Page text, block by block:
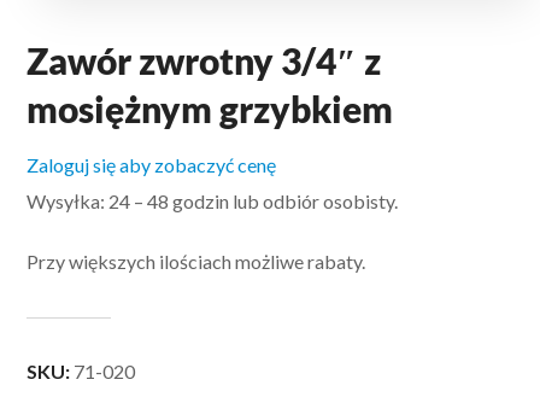
Zawór zwrotny 3/4″ z
mosiężnym grzybkiem
Zaloguj się aby zobaczyć cenę
Wysyłka: 24 – 48 godzin lub odbiór osobisty.
Przy większych ilościach możliwe rabaty.
SKU: 71-020